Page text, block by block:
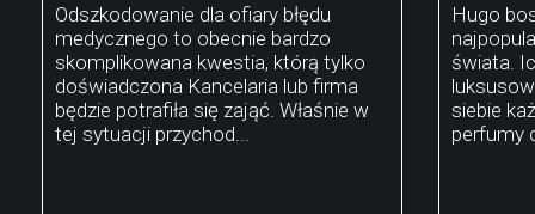
Odszkodowanie dla ofiary błędu
medycznego to obecnie bardzo
skomplikowana kwestia, którą tylko
doświadczona Kancelaria lub firma
będzie potrafiła się zająć. Właśnie w
tej sytuacji przychod...
Hugo
świata.
siebie
perfumy